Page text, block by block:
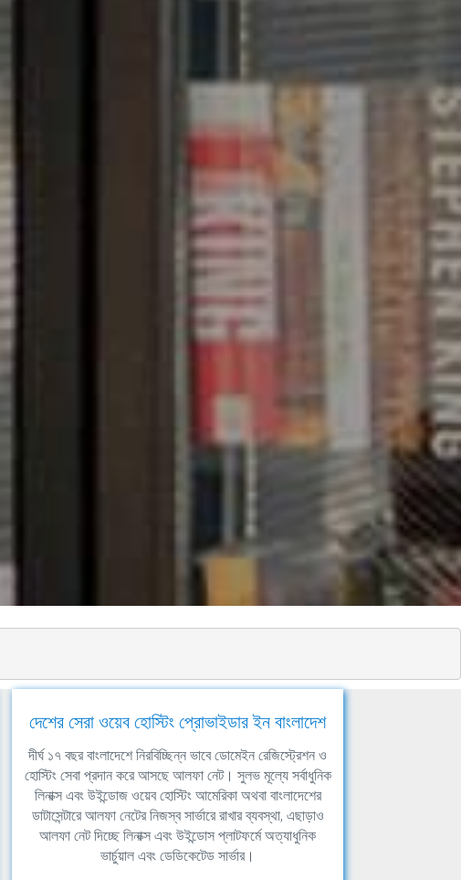
দেশের সেরা ওয়েব হোস্টিং প্রোভাইডার ইন বাংলাদেশ
দীর্ঘ ১৭ বছর বাংলাদেশে নিরবিচ্ছিন্ন ভাবে ডোমেইন রেজিস্ট্রেশন ও
হোস্টিং সেবা প্রদান করে আসছে আলফা নেট। সুলভ মূল্যে সর্বাধুনিক
লিনাক্স এবং উইন্ডোজ ওয়েব হোস্টিং আমেরিকা অথবা বাংলাদেশের
ডাটাসেন্টারে আলফা নেটের নিজস্ব সার্ভারে রাখার ব্যবস্থা, এছাড়াও
আলফা নেট দিচ্ছে লিনাক্স এবং উইন্ডোস প্লাটফর্মে অত্যাধুনিক
ভার্চুয়াল এবং ডেডিকেটেড সার্ভার।